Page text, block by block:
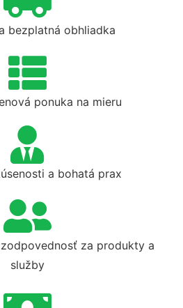
bezplatná obhliadka
ponuka na mieru
a bohatá prax
za produkty a
služby